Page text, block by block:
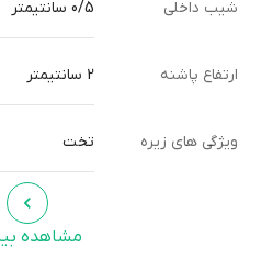
شیب داخلی
ارتفاع پاشنه
ویژگی های زیره تخت
مشاهده بیشتر